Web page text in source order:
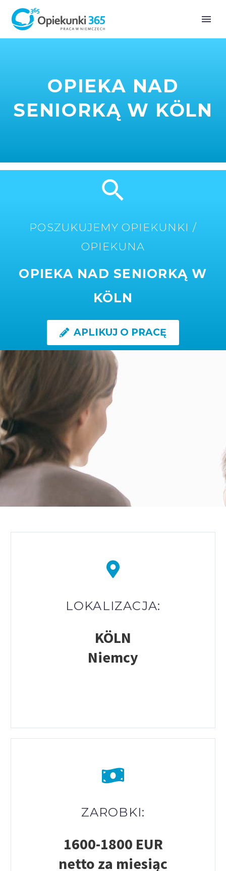
OPIEKA NAD
SENIORKĄ W KÖLN
POSZUKUJEMY OPIEKUNKI /
OPIEKUNA
OPIEKA NAD SENIORKĄ W
KÖLN
APLIKUJ O PRACĘ
LOKALIZACJA:
KÖLN
Niemcy
ZAROBKI:
1600-1800 EUR
netto za miesiąc